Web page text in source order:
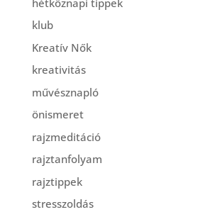
klub
Kreatív Nők
kreativitás
művésznapló
önismeret
rajzmeditáció
rajztanfolyam
rajztippek
stresszoldás